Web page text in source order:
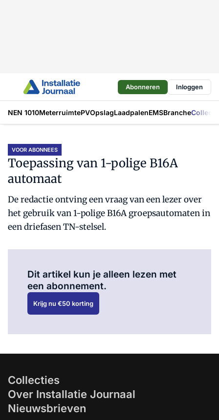
Abonneren Inloggen
NEN 1010MeterruimtePVOpslagLaadpalenEMSBranche
VOOR ABONNEES
Toepassing van 1-polige B16A
automaat
De redactie ontving een vraag van een lezer over
het gebruik van 1-polige B16A groepsautomaten in
een driefasen TN-stelsel.
Dit artikel kun je alleen lezen met
een abonnement.
Krijg nu €50 korting
Collecties
Over Installatie Journaal
Nieuwsbrieven